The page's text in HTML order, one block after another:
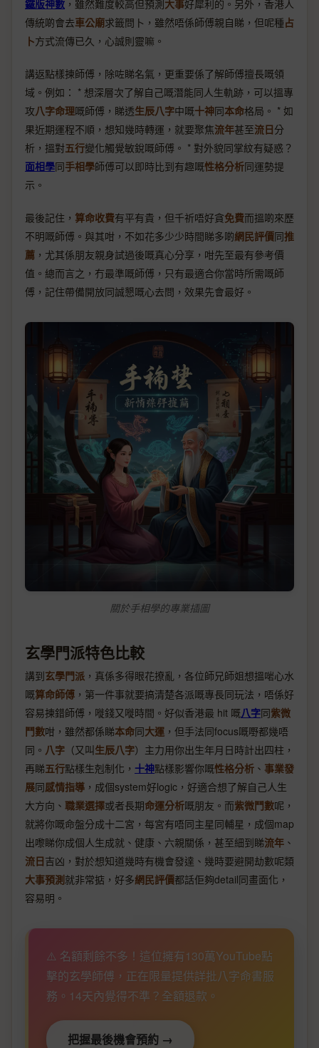
鐵版神數 ，雖然難度較高但預測 大事好犀利的。另外，香港人
傳統啲會去車公廟求籤問卜，雖然唔係師傅親自睇，但呢種占
卜方式流傳已久，心誠則靈嘛。
講返點樣揀師傅，除咗睇名氣，更重要係了解師傅擅長嘅領
域。例如： * 想深層次了解自己嘅潛能同人生軌跡，可以搵專
攻八字命理嘅師傅，睇透生辰八字中嘅十神同本命格局。 * 如
果近期運程不順，想知幾時轉運，就要聚焦流年甚至流日分
析，搵對五行變化觸覺敏銳嘅師傅。 * 對外貌同掌紋有疑惑？
面相學同手相學師傅可以即時比到有趣嘅性格分析同運勢提
示。
最後記住， 算命收費有平有貴，但千祈唔好貪免費而搵啲來歷
不明嘅師傅。與其咁，不如花多少少時間睇多啲網民評價同推
薦 ，尤其係朋友親身試過後嘅真心分享，咁先至最有參考價
值。總而言之，冇最準嘅師傅，只有最適合你當時所需嘅師
傅，記住帶備開放同誠懇嘅心去問，效果先會最好。
關於手相學的專業插圖
玄學門派特色比較
講到玄學門派 ，真係多得眼花撩亂，各位師兄師姐想搵啱心水
嘅算命師傅 ，第一件事就要搞清楚各派嘅專長同玩法，唔係好
容易揀錯師傅，嘥錢又嘥時間。好似香港最 hit 嘅八字同紫微
鬥數咁，雖然都係睇本命同大運 ，但手法同focus嘅嘢都幾唔
同。 八字 （又叫生辰八字）主力用你出生年月日時計出四柱，
再睇五行點樣生剋制化， 十神點樣影響你嘅性格分析 、 事業發
展同感情指導 ，成個system好logic，好適合想了解自己人生
大方向、 職業選擇或者長期命運分析嘅朋友。而紫微鬥數呢，
就將你嘅命盤分成十二宮，每宮有唔同主星同輔星，成個map
出嚟睇你成個人生成就、健康、六親關係，甚至細到睇流年 、
流日吉凶，對於想知道幾時有機會發達、幾時要避開劫數呢類
大事預測就非常掂，好多網民評價都話佢夠detail同畫面化，
容易明。
⚠️ 名額剩餘不多！這位擁有130萬YouTube點
擊的玄學師傅，正在限量提供詳批八字命書服
務。14天內覺得不準？全額退款。
把握最後機會預約 →